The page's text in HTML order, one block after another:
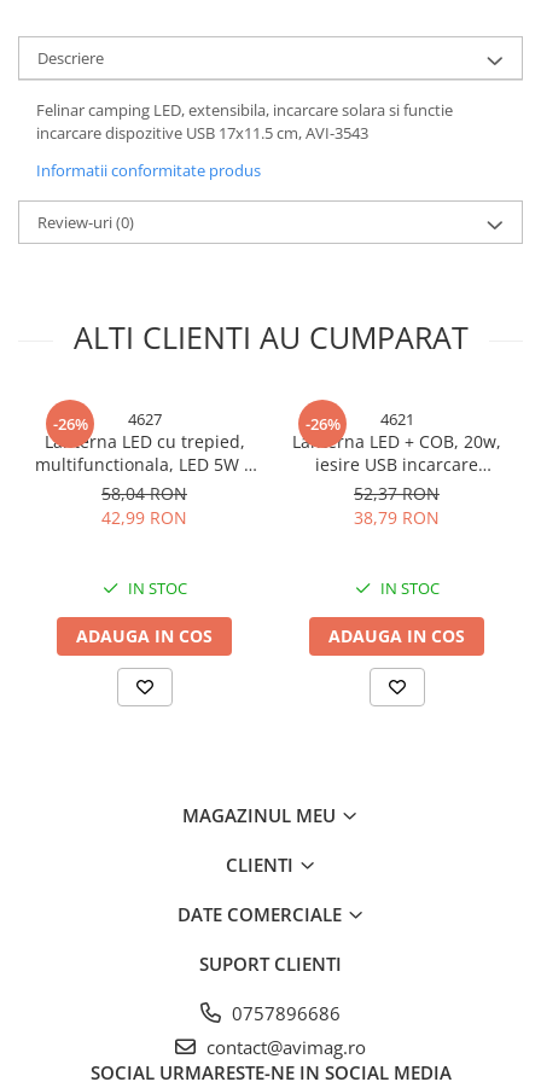
Baterii sanitare cu incalzire instant
Fitinguri si accesorii
Robineti
Sisteme filtrare instalatii
Sonerii electrice
Termometre Meteo
Descriere
Felinar camping LED, extensibila, incarcare solara si functie
incarcare dispozitive USB 17x11.5 cm, AVI-3543
Informatii conformitate produs
Review-uri(0)
ALTI CLIENTI AU CUMPARAT
-26% 4627
Lanterna LED cu trepied,
multifunctionala, LED 5W +
COB cu 50 LED, iesire USB
incarcare telefon, incarcare
solara TY-851, AVI-4627
58,04 RON
42,99 RON
IN STOC
ADAUGA IN COS
-26% 4621
Lanterna LED + COB, 20w,
iesire USB incarcare
telefon, incarcare solara,
LY-2701T, AVI-4621
52,37 RON
38,79 RON
IN STOC
ADAUGA IN COS
MAGAZINUL MEU
CLIENTI
DATE COMERCIALE
SUPORT CLIENTI
0757896686
contact@avimag.ro
SOCIAL URMARESTE-NE IN SOCIAL MEDIA